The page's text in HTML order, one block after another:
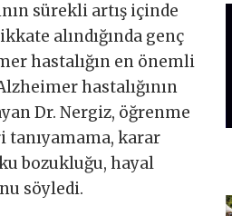
sürekli artış içinde
alındığında genç
hastalığın en önemli
hastalığının
Dr. Nergiz, öğrenme
tanıyamama, karar
bozukluğu, hayal
söyledi.